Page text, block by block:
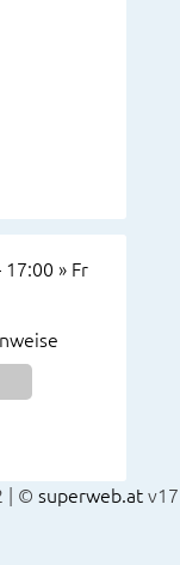
» Fr
| © superweb.atv17